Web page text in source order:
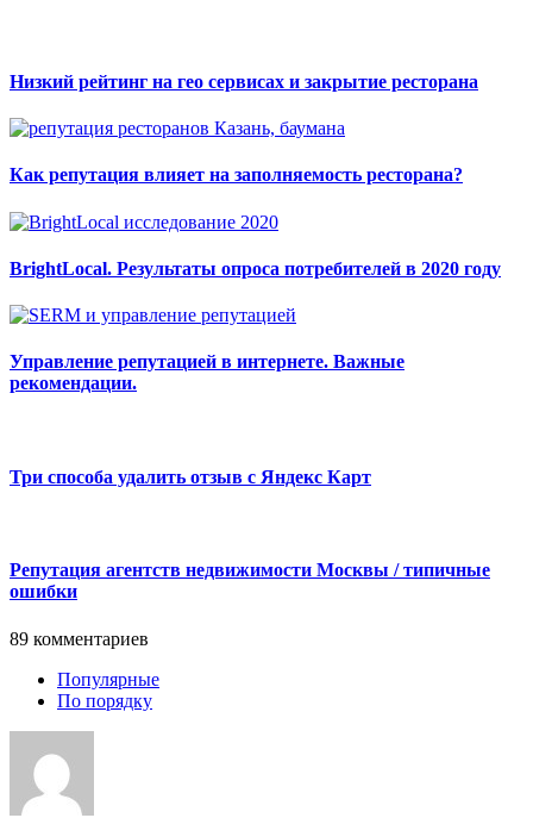
Низкий рейтинг на гео сервисах и закрытие ресторана
Как репутация влияет на заполняемость ресторана?
BrightLocal. Результаты опроса потребителей в 2020 году
Управление репутацией в интернете. Важные
рекомендации.
Три способа удалить отзыв с Яндекс Карт
Репутация агентств недвижимости Москвы / типичные
ошибки
89 комментариев
Популярные
По порядку